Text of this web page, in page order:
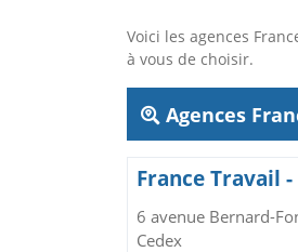
Voici les agences
à vous de choisir.
Agences
France Travail -
6 avenue Bernard-
Cedex